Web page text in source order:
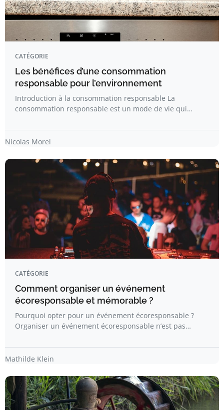
CATÉGORIE
Les bénéfices d’une consommation
responsable pour l’environnement
Introduction à la consommation responsable La
consommation responsable est un mode de vie qui…
Nicolas Morel
CATÉGORIE
Comment organiser un événement
écoresponsable et mémorable ?
Pourquoi opter pour un événement écoresponsable ?
Organiser un événement écoresponsable n’est pas…
Mathilde Klein